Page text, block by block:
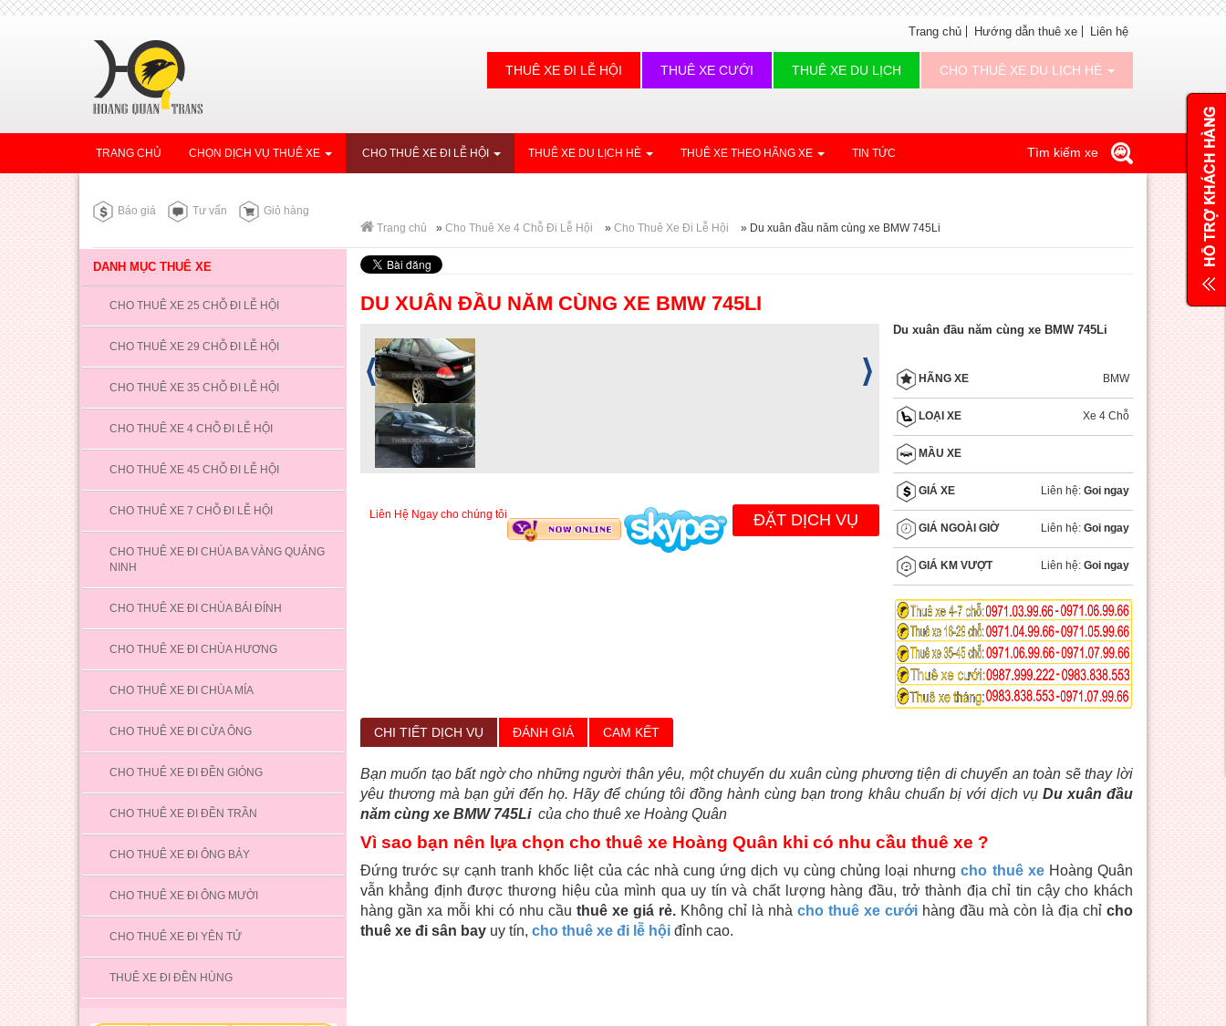
Trang chủ Hướng dẫn thuê xe Liên hệ
THUÊ XE ĐI LỄ HỘI THUÊ XE CƯỚI THUÊ XE DU LỊCH CHO THUÊ XE DU LỊCH HÈ
TRANG CHỦ CHỌN DỊCH VỤ THUÊ XE CHO THUÊ XE ĐI LỄ HỘI THUÊ XE DU LỊCH HÈ THUÊ XE THEO HÃNG XE TIN TỨC Tìm kiếm xe
Báo giá Tư vấn
Giỏ hàng
Trang chủ
» Cho Thuê Xe 4 Chỗ Đi Lễ Hội » Cho Thuê Xe Đi Lễ Hội » Du xuân đầu năm cùng xe BMW 745Li
DANH MỤC THUÊ XE
CHO THUÊ XE 25 CHỖ ĐI LỄ HỘI
CHO THUÊ XE 29 CHỖ ĐI LỄ HỘI
CHO THUÊ XE 35 CHỖ ĐI LỄ HỘI
CHO THUÊ XE 4 CHỖ ĐI LỄ HỘI
CHO THUÊ XE 45 CHỖ ĐI LỄ HỘI
CHO THUÊ XE 7 CHỖ ĐI LỄ HỘI
CHO THUÊ XE ĐI CHÙA BA VÀNG QUẢNG
NINH
CHO THUÊ XE ĐI CHÙA BÁI ĐÍNH
CHO THUÊ XE ĐI CHÙA HƯƠNG
CHO THUÊ XE ĐI CHÙA MÍA
CHO THUÊ XE ĐI CỬA ÔNG
CHO THUÊ XE ĐI ĐỀN GIÓNG
CHO THUÊ XE ĐI ĐỀN TRẦN
CHO THUÊ XE ĐI ÔNG BẢY
CHO THUÊ XE ĐI ÔNG MƯỜI
CHO THUÊ XE ĐI YÊN TỬ
THUÊ XE ĐI ĐỀN HÙNG
DU XUÂN ĐẦU NĂM CÙNG XE BMW 745LI
Liên Hệ Ngay cho chúng tôi ĐẶT DỊCH VỤ
Du xuân đầu năm cùng xe BMW 745Li
HÃNG XE BMW
LOẠI XE Xe 4 Chỗ
MẦU XE
GIÁ XE Liên hệ: Goi ngay
GIÁ NGOÀI GIỜ Liên hệ: Goi ngay
GIÁ KM VƯỢT Liên hệ: Goi ngay
CHI TIẾT DỊCH VỤ ĐÁNH GIÁ CAM KẾT
Bạn muốn tạo bất ngờ cho những người thân yêu, một chuyến du xuân cùng phương tiện di chuyển an toàn sẽ thay lời
yêu thương mà bạn gửi đến họ. Hãy để chúng tôi đồng hành cùng bạn trong khâu chuẩn bị với dịch vụ Du xuân đầu
năm cùng xe BMW 745Licủa cho thuê xe Hoàng Quân
Vì sao bạn nên lựa chọn cho thuê xe Hoàng Quân khi có nhu cầu thuê xe ?
Đứng trước sự cạnh tranh khốc liệt của các nhà cung ứng dịch vụ cùng chủng loại nhưngcho thuê xeHoàng Quân
vẫn khẳng định được thương hiệu của mình qua uy tín và chất lượng hàng đầu, trở thành địa chỉ tin cậy cho khách
hàng gần xa mỗi khi có nhu cầu thuê xe giá rẻ.Không chỉ là nhà cho thuê xe cướihàng đầu mà còn là địa chỉcho
thuê xe đi sân bayuy tín, cho thuê xe đi lễ hộiđỉnh cao.